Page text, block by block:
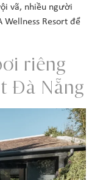
vã, nhiều người
Resort để
riêng
Đà Nẵng